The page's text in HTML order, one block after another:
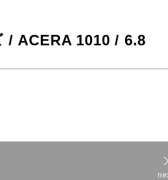
/ ACERA 1010 / 6.8